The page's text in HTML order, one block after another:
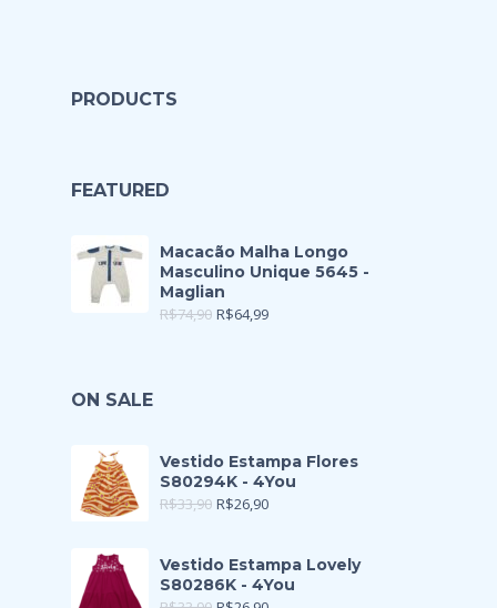
PRODUCTS
FEATURED
Macacão Malha Longo
Masculino Unique 5645 -
Maglian
R$74,90 R$64,99
ON SALE
Vestido Estampa Flores
S80294K - 4You
R$33,90 R$26,90
Vestido Estampa Lovely
S80286K - 4You